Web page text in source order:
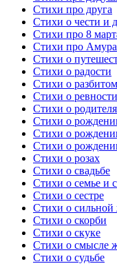
Стихи про друга
Стихи о чести и
Стихи про 8
Стихи про Амура
Стихи о
Стихи о радости
Стихи о
Стихи о ревности
Стихи о
Стихи о
Стихи о
Стихи о
Стихи о розах
Стихи о свадьбе
Стихи о семье и
Стихи о сестре
Стихи о
Стихи о скорби
Стихи о скуке
Стихи о смысле
Стихи о судьбе